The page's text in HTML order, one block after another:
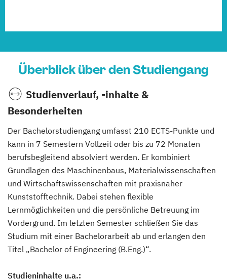
Überblick über den Studiengang
Studienverlauf, -inhalte &
Besonderheiten
Der Bachelorstudiengang umfasst 210 ECTS-Punkte und
kann in 7 Semestern Vollzeit oder bis zu 72 Monaten
berufsbegleitend absolviert werden. Er kombiniert
Grundlagen des Maschinenbaus, Materialwissenschaften
und Wirtschaftswissenschaften mit praxisnaher
Kunststofftechnik. Dabei stehen flexible
Lernmöglichkeiten und die persönliche Betreuung im
Vordergrund. Im letzten Semester schließen Sie das
Studium mit einer Bachelorarbeit ab und erlangen den
Titel „Bachelor of Engineering (B.Eng.)“.
Studieninhalte u.a.: